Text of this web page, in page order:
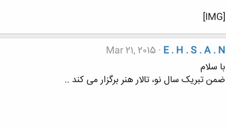
[IMG]
E . H . S . A . N
Mar 21, 2015
با سلام
ضمن تبریک سال نو، تالار هنر برگزار می کند ..